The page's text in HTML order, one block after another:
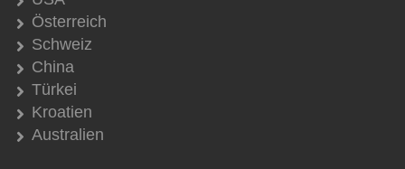
Österreich
Schweiz
China
Türkei
Kroatien
Australien